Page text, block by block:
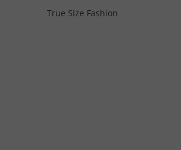
True Size Fashion